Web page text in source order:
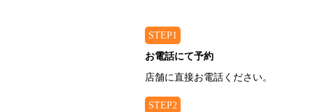
STEP1
お電話にて予約
店舗に直接お電話ください。
STEP2